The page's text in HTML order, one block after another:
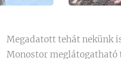
Megadatott tehát nekünk
Monostor meglátogatható